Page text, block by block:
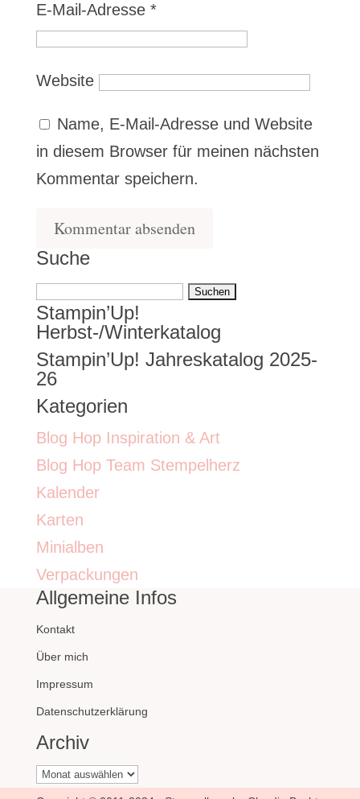
E-Mail-Adresse *
Website
Name, E-Mail-Adresse und Website
in diesem Browser für meinen nächsten
Kommentar speichern.
Suche
Suchen
nach:
Stampin’Up!
Herbst-/Winterkatalog
Stampin’Up! Jahreskatalog 2025-
26
Kategorien
Blog Hop Inspiration & Art
Blog Hop Team Stempelherz
Kalender
Karten
Minialben
Verpackungen
Allgemeine Infos
Kontakt
Über mich
Impressum
Datenschutzerklärung
Archiv
Archiv